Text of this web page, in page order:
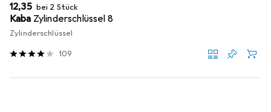
EUR
12,35 bei 2 Stück
Kaba Zylinderschlüssel 8
Zylinderschlüssel
109